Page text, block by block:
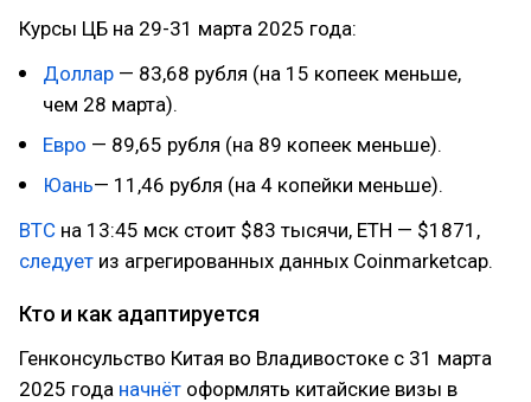
Курсы ЦБ на 29-31 марта 2025 года:
Доллар — 83,68 рубля (на 15 копеек меньше,
чем 28 марта).
Евро — 89,65 рубля (на 89 копеек меньше).
Юань— 11,46 рубля (на 4 копейки меньше).
BTC на 13:45 мск стоит $83 тысячи, ETH — $1871,
следует из агрегированных данных Coinmarketcap.
Кто и как адаптируется
Генконсульство Китая во Владивостоке с 31 марта
2025 года начнёт оформлять китайские визы в